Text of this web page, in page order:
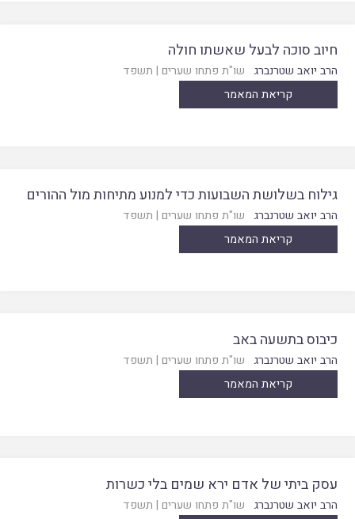
חיוב סוכה לבעל שאשתו חולה
הרב יואב שטרנברג שו"ת פתחו שערים | תשפד
קריאת המאמר
גילוח בשלושת השבועות כדי למנוע מתיחות מול ההורים
הרב יואב שטרנברג שו"ת פתחו שערים | תשפד
קריאת המאמר
כיבוס בתשעה באב
הרב יואב שטרנברג שו"ת פתחו שערים | תשפד
קריאת המאמר
עסק ביתי של אדם ירא שמים בלי כשרות
הרב יואב שטרנברג שו"ת פתחו שערים | תשפד